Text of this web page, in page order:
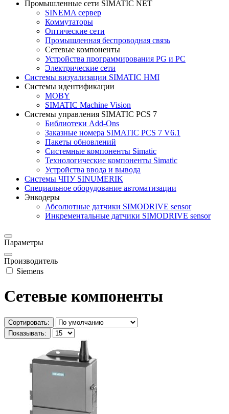
Промышленные сети SIMATIC NET
SINEMA сервер
Коммутаторы
Оптические сети
Промышленная беспроводная связь
Сетевые компоненты
Устройства программирования PG и PC
Электрические сети
Системы визуализации SIMATIC HMI
Системы идентификации
MOBY
SIMATIC Machine Vision
Системы управления SIMATIC PCS 7
Библиотеки Add-Ons
Заказные номера SIMATIC PCS 7 V6.1
Пакеты обновлений
Системные компоненты Simatic
Технологические компоненты Simatic
Устройства ввода и вывода
Системы ЧПУ SINUMERIK
Специальное оборудование автоматизации
Энкодеры
Абсолютные датчики SIMODRIVE sensor
Инкрементальные датчики SIMODRIVE sensor
Параметры
Производитель
Siemens
Сетевые компоненты
Сортировать:
Показывать: